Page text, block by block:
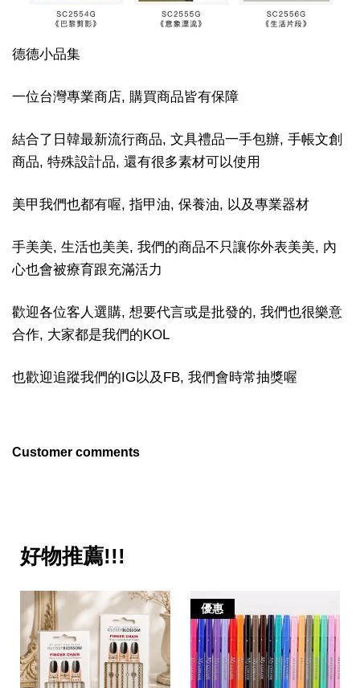
德德小品集
一位台灣專業商店, 購買商品皆有保障
結合了日韓最新流行商品, 文具禮品一手包辦, 手帳文創
商品, 特殊設計品, 還有很多素材可以使用
美甲我們也都有喔, 指甲油, 保養油, 以及專業器材
手美美, 生活也美美, 我們的商品不只讓你外表美美, 內
心也會被療育跟充滿活力
歡迎各位客人選購, 想要代言或是批發的, 我們也很樂意
合作, 大家都是我們的KOL
也歡迎追蹤我們的IG以及FB, 我們會時常抽獎喔
Customer comments
好物推薦!!!
優惠